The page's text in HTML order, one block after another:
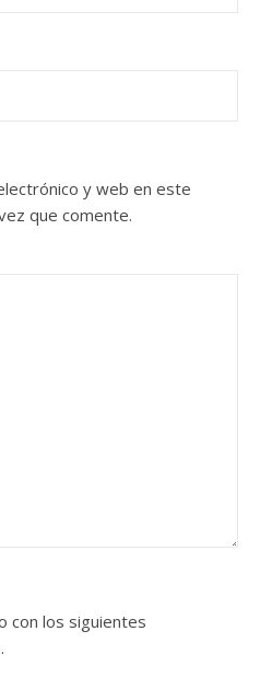
y web en este
que comente.
con los siguientes